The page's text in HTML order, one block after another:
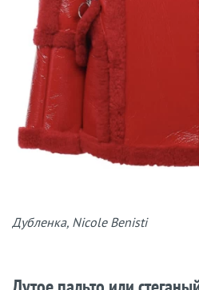
Дубленка, Nicole Benisti